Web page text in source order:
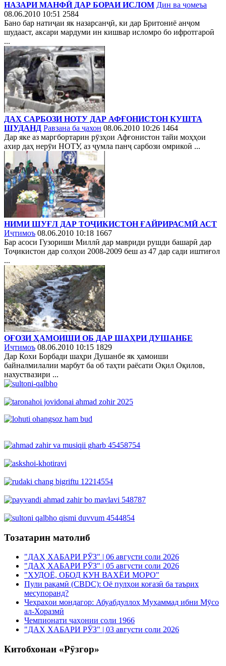
НАЗАРИ МАНФӢ ДАР БОРАИ ИСЛОМ Дин ва ҷомеъа
08.06.2010 10:51 2584
Бано бар натиҷаи як назарсанҷӣ, ки дар Бритониё анҷом
шудааст, аксари мардуми ин кишвар исломро бо ифротгароӣ
...
ДАҲ САРБОЗИ НОТУ ДАР АФҒОНИСТОН КУШТА
ШУДАНД Равзана ба ҷахон 08.06.2010 10:26 1464
Дар яке аз маргбортарин рӯзҳои Афғонистон тайи моҳҳои
ахир даҳ нерӯи НОТУ, аз ҷумла панҷ сарбози омрикоӣ ...
НИМИ ШУҒЛ ДАР ТОҶИКИСТОН ҒАЙРИРАСМӢ АСТ
Иҷтимоъ 08.06.2010 10:18 1667
Бар асоси Гузориши Миллӣ дар мавриди рушди башарӣ дар
Тоҷикистон дар солҳои 2008-2009 беш аз 47 дар сади иштиғол
...
ОҒОЗИ ҲАМОИШИ ОБ ДАР ШАҲРИ ДУШАНБЕ
Иҷтимоъ 08.06.2010 10:15 1829
Дар Кохи Борбади шаҳри Душанбе як ҳамоиши
байналмилалии марбут ба об таҳти раёсати Оқил Оқилов,
нахуствазири ...
Тозатарин матолиб
"ДАҲ ХАБАРИ РӮЗ" | 06 августи соли 2026
"ДАҲ ХАБАРИ РӮЗ" | 05 августи соли 2026
"ХУДОЁ, ОБОД КУН ВАХЁИ МОРО"
Пули рақамӣ (CBDC): Оё пулҳои коғазӣ ба таърих
месупоранд?
Чеҳраҳои мондагор: Абуабдуллоҳ Муҳаммад ибни Мӯсо
ал-Хоразмӣ
Чемпионати ҷаҳонии соли 1966
"ДАҲ ХАБАРИ РӮЗ" | 03 августи соли 2026
Китобхонаи «Рӯзгор»